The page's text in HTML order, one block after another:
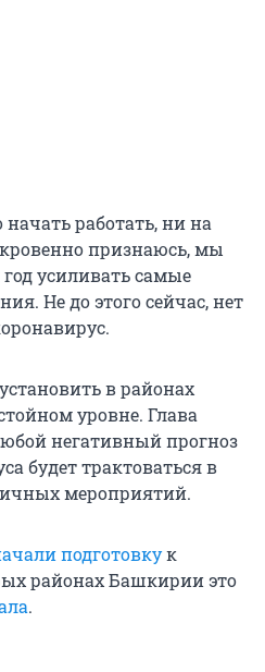
работать, ни на
признаюсь, мы
усиливать самые
Не до этого сейчас, нет
в районах
уровне. Глава
негативный прогноз
будет трактоваться в
мероприятий.
подготовкук
районах Башкирии это
.